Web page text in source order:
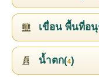
เขื่อน พื้นที่อนุ
น้ำตก(4)